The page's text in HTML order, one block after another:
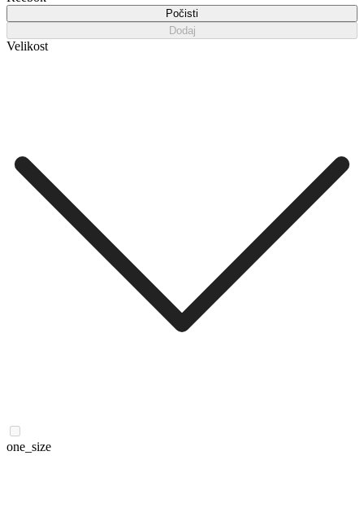
Počisti
Dodaj
Velikost
one_size